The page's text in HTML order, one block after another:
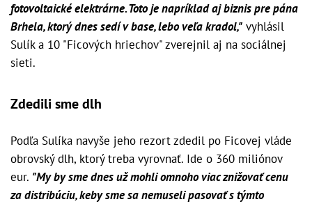
fotovoltaické elektrárne. Toto je napríklad aj biznis pre pána
Brhela, ktorý dnes sedí v base, lebo veľa kradol," vyhlásil
Sulík a 10 "Ficových hriechov" zverejnil aj na sociálnej
sieti.
Zdedili sme dlh
Podľa Sulíka navyše jeho rezort zdedil po Ficovej vláde
obrovský dlh, ktorý treba vyrovnať. Ide o 360 miliónov
eur. "My by sme dnes už mohli omnoho viac znižovať cenu
za distribúciu, keby sme sa nemuseli pasovať s týmto